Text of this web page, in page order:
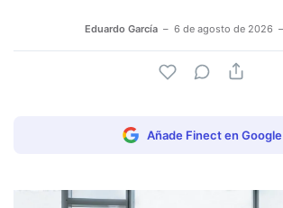
Eduardo García 6 de agosto de 2026
Añade Finect en Google